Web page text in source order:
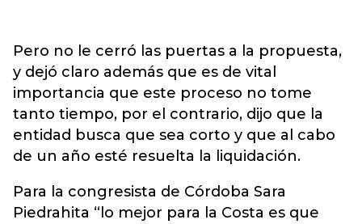
Pero no le cerró las puertas a la propuesta,
y dejó claro además que es de vital
importancia que este proceso no tome
tanto tiempo, por el contrario, dijo que la
entidad busca que sea corto y que al cabo
de un año esté resuelta la liquidación.
Para la congresista de Córdoba Sara
Piedrahita “lo mejor para la Costa es que